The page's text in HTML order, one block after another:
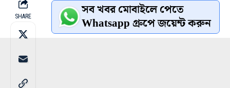
SHARE সব খবর মোবাইলে পেতে
Whatsapp গ্রুপে জয়েন্ট করুন